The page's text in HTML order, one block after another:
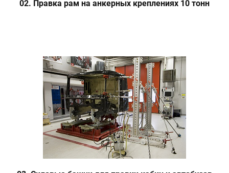
02. Правка рам на анкерных креплениях 10 тонн